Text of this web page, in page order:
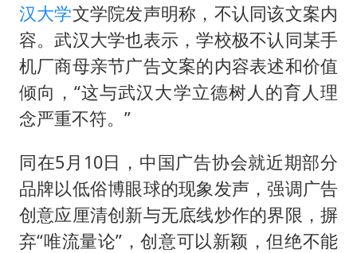
汉大学文学院发声明称，不认同该文案内
容。武汉大学也表示，学校极不认同某手
机厂商母亲节广告文案的内容表述和价值
倾向，“这与武汉大学立德树人的育人理
念严重不符。”
同在5月10日，中国广告协会就近期部分
品牌以低俗博眼球的现象发声，强调广告
创意应厘清创新与无底线炒作的界限，摒
弃“唯流量论”，创意可以新颖，但绝不能